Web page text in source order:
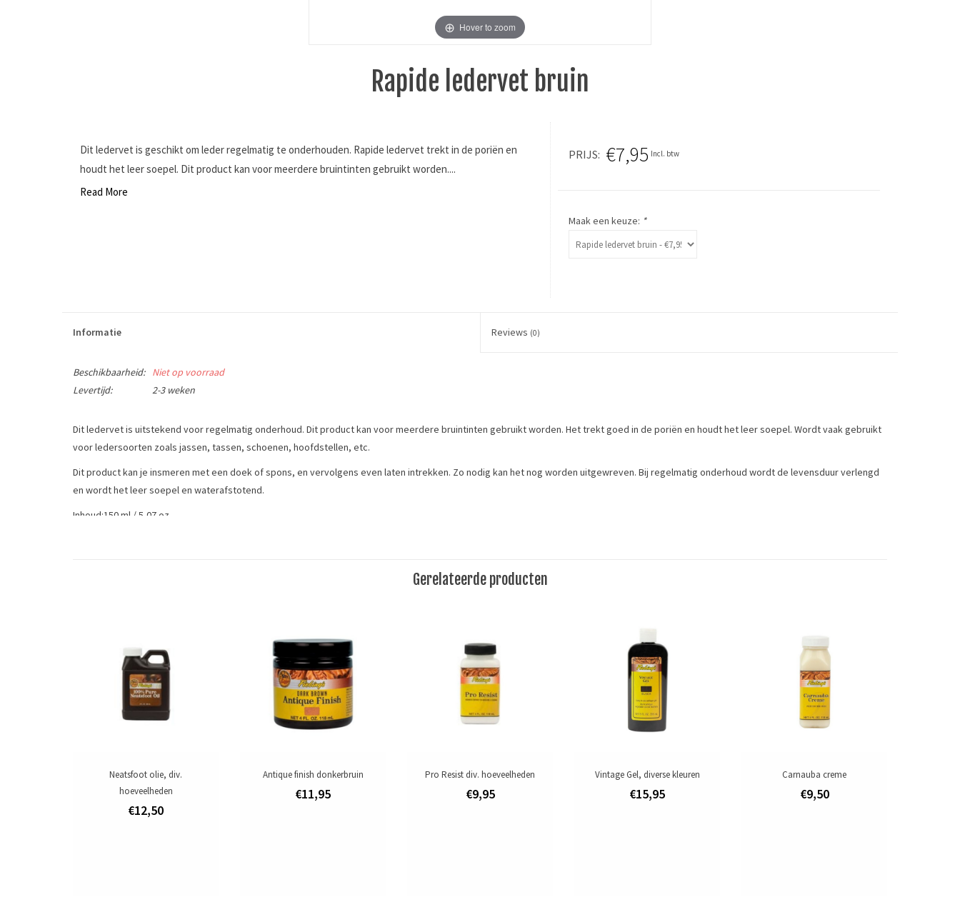
Hover to zoom
Rapide ledervet bruin
PRIJS €7,95 Incl. btw
Maak een keuze: *
Dit ledervet is geschikt om leder regelmatig te onderhouden. Rapide ledervet trekt in de poriën en
houdt het leer soepel. Dit product kan voor meerdere bruintinten gebruikt worden....
Read More
Informatie Reviews (0)
Beschikbaarheid:
Niet op voorraad
Levertijd:
2-3 weken
Dit ledervet is uitstekend voor regelmatig onderhoud. Dit product kan voor meerdere bruintinten gebruikt worden. Het trekt goed in de poriën en houdt het leer soepel. Wordt vaak gebruikt
voor ledersoorten zoals jassen, tassen, schoenen, hoofdstellen, etc.
Dit product kan je insmeren met een doek of spons, en vervolgens even laten intrekken. Zo nodig kan het nog worden uitgewreven. Bij regelmatig onderhoud wordt de levensduur verlengd
en wordt het leer soepel en waterafstotend.
Inhoud:150 ml / 5,07 oz
leerverf- en onderhoud
Toevoegen om te vergelijken
Gerelateerde producten
Neatsfoot olie, div.
hoeveelheden
€12,50
Antique finish donkerbruin
€11,95
Pro Resist div. hoeveelheden
€9,95
Vintage Gel, diverse kleuren
€15,95
Carnauba creme
€9,50